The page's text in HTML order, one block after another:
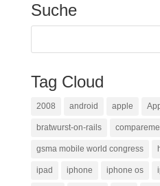
Suche
Tag Cloud
2008 android apple
bratwurst-on-rails compareme
gsma mobile world congress
ipad iphone iphone os